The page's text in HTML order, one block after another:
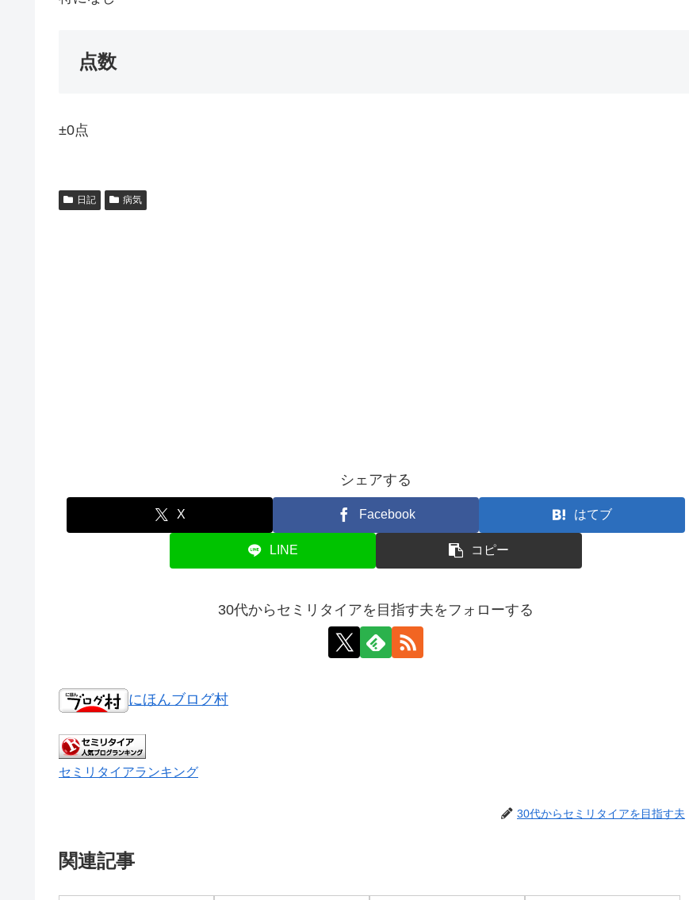
点数
±0点
日記 病気
シェアする
X Facebook はてブ
LINE コピー
30代からセミリタイアを目指す夫をフォローする
にほんブログ村
セミリタイアランキング
30代からセミリタイアを目指す夫
関連記事